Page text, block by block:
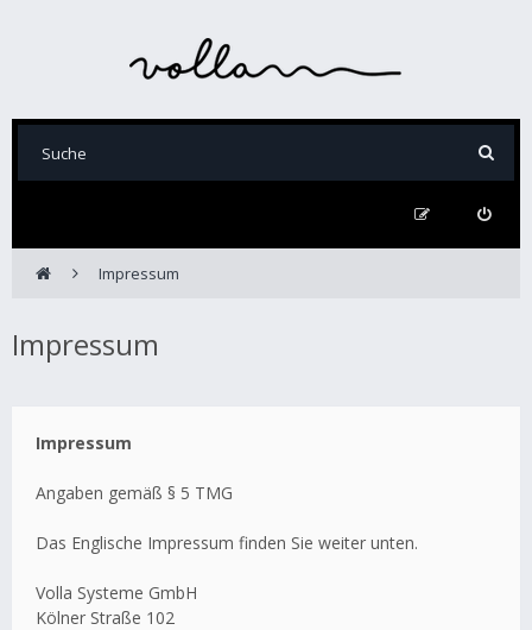
Impressum
Impressum
Impressum
Angaben gemäß § 5 TMG
Das Englische Impressum finden Sie weiter unten.
Volla Systeme GmbH
Kölner Straße 102